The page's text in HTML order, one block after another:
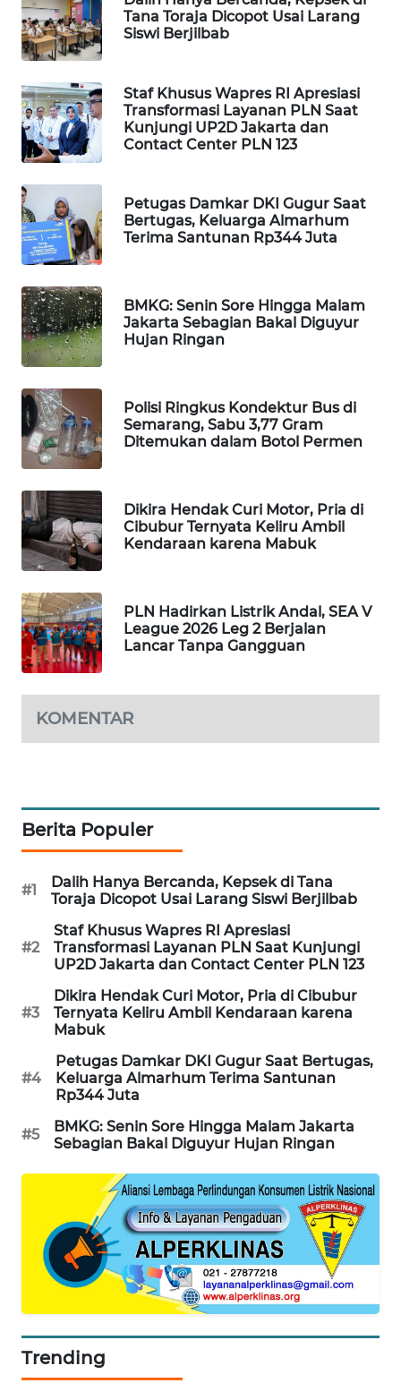
Tana Toraja Dicopot Usai Larang
Siswi Berjilbab
Staf Khusus Wapres RI Apresiasi
Transformasi Layanan PLN Saat
Kunjungi UP2D Jakarta dan
Contact Center PLN 123
Petugas Damkar DKI Gugur Saat
Bertugas, Keluarga Almarhum
Terima Santunan Rp344 Juta
BMKG: Senin Sore Hingga Malam
Jakarta Sebagian Bakal Diguyur
Hujan Ringan
Polisi Ringkus Kondektur Bus di
Semarang, Sabu 3,77 Gram
Ditemukan dalam Botol Permen
Dikira Hendak Curi Motor, Pria di
Cibubur Ternyata Keliru Ambil
Kendaraan karena Mabuk
PLN Hadirkan Listrik Andal, SEA V
League 2026 Leg 2 Berjalan
Lancar Tanpa Gangguan
KOMENTAR
Berita Populer
#1
Dalih Hanya Bercanda, Kepsek di Tana
Toraja Dicopot Usai Larang Siswi Berjilbab
#2
Staf Khusus Wapres RI Apresiasi
Transformasi Layanan PLN Saat Kunjungi
UP2D Jakarta dan Contact Center PLN 123
#3
Dikira Hendak Curi Motor, Pria di Cibubur
Ternyata Keliru Ambil Kendaraan karena
Mabuk
#4
Petugas Damkar DKI Gugur Saat Bertugas,
Keluarga Almarhum Terima Santunan
Rp344 Juta
#5
BMKG: Senin Sore Hingga Malam Jakarta
Sebagian Bakal Diguyur Hujan Ringan
Trending
MAWAKA
ID
MARTABAT
NET
PLN
WATCH
MKLI
LKKI
KOPEKLIN
PORTAL
KONSUMEN
ALPERKLINAS
TAMBANG
NEWS
SITUNGIR
NEWS
SIBARAGAS
METRO
SIANTAR
NEWS
MEDAN
NEWS
METRO
JAKARTA
NEWS
KRT
NEWS
JURNAL
HUMBANG
NEWS